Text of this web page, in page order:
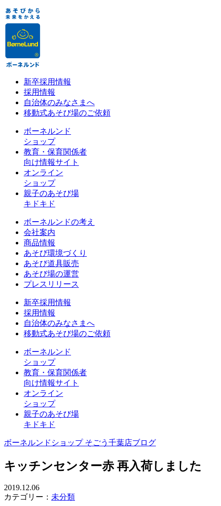
新卒採用情報
採用情報
自治体のみなさまへ
移動式あそび場のご依頼
ボーネルンド
ショップ
教育・保育関係者
向け情報サイト
オンライン
ショップ
親子のあそび場
キドキド
ボーネルンドの考え
会社案内
商品情報
あそび環境づくり
あそび道具販売
あそび場の運営
プレスリリース
新卒採用情報
採用情報
自治体のみなさまへ
移動式あそび場のご依頼
ボーネルンド
ショップ
教育・保育関係者
向け情報サイト
オンライン
ショップ
親子のあそび場
キドキド
ボーネルンドショップ そごう千葉店ブログ
キッチンセンター赤 再入荷しました
2019.12.06
カテゴリー： 未分類